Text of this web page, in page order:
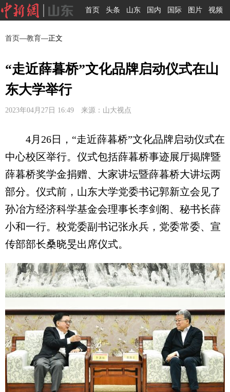
首页 头条 山东 国内 国际 图片 视频
首页—教育—正文
“走近薛暮桥”文化品牌启动仪式在山
东大学举行
2023年04月27日 16:49 来源：山大视点
4月26日，“走近薛暮桥”文化品牌启动仪式在
中心校区举行。仪式包括薛暮桥事迹展厅揭牌暨
薛暮桥奖学金捐赠、大家讲坛暨薛暮桥大讲坛两
部分。仪式前，山东大学党委书记郭新立会见了
孙冶方经济科学基金会理事长李剑阁、秘书长薛
小和一行。校党委副书记张永兵，党委常委、宣
传部部长桑晓旻出席仪式。